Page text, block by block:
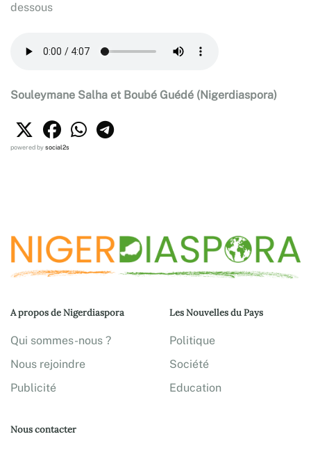
dessous
Souleymane Salha et Boubé Guédé (Nigerdiaspora)
powered bysocial2s
A propos de Nigerdiaspora
Qui sommes-nous ?
Nous rejoindre
Publicité
Les Nouvelles du Pays
Politique
Société
Education
Nous contacter